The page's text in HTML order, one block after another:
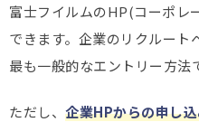
富士フイルムのHP(コーポレ
できます。企業のリクルート
最も一般的なエントリー方法
ただし、 企業HPからの申し